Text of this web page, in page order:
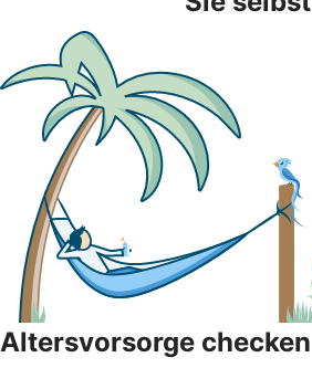
Altersvorsorge checken